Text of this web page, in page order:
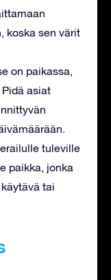
koska sen värit
on paikassa,
asiat
tuleville
paikka, jonka
tai